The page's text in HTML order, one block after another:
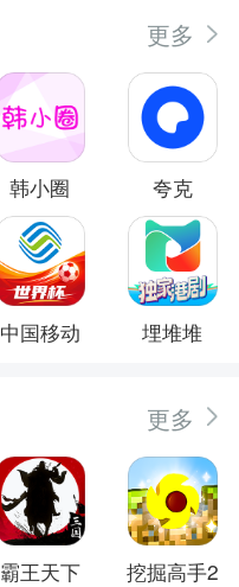
更多
韩小圈 夸克
中国移动 埋堆堆
更多
霸王天下 挖掘高手2